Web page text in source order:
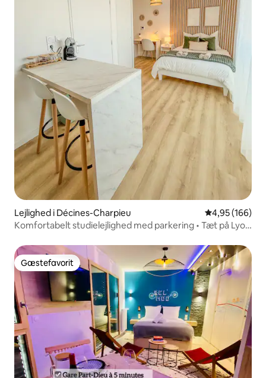
Lejlighed i Décines-Charpieu 4,95 ud af 5 i
4,95 (166)
Komfortabelt studielejlighed med parkering • Tæt på Lyon
Gæstefavorit
Gæstefavorit